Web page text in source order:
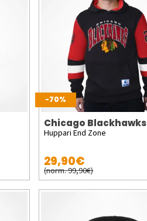
-70%
Chicago Blackhawks
Huppari End Zone
29,90€
(norm. 99,90€)